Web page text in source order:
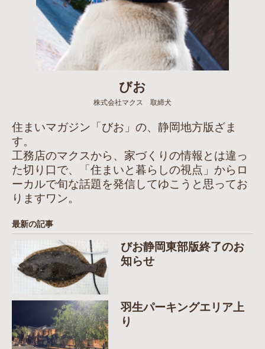
びお
株式会社マクス 取締犬
住まいマガジン「びお」の、静岡地方版ざま
す。
工務店のマクスから、家づくりの情報とは違っ
た切り口で、「住まいと暮らしの視点」からロ
ーカルで旬な話題を発信してゆこうと思ってお
りますワン。
最新の記事
びお静岡東部版終了のお
知らせ
羽生パーキングエリア上
り